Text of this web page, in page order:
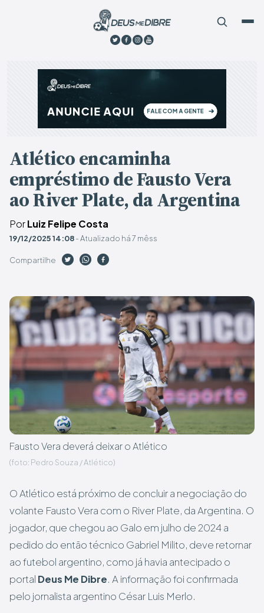
Atlético encaminha
empréstimo de Fausto Vera
ao River Plate, da Argentina
PorLuiz Felipe Costa
19/12/2025 14:08- Atualizado há 7 mêss
Compartilhe
Fausto Vera deverá deixar o Atlético
(foto: Pedro Souza / Atlético)
O Atlético está próximo de concluir a negociação do
volante Fausto Vera com o River Plate, da Argentina. O
jogador, que chegou ao Galo em julho de 2024 a
pedido do então técnico Gabriel Milito, deve retornar
ao futebol argentino, como já havia antecipado o
portal Deus Me Dibre. A informação foi confirmada
pelo jornalista argentino César Luis Merlo.